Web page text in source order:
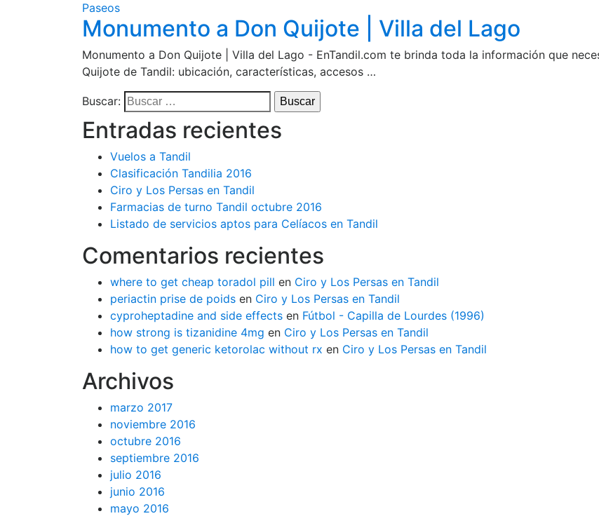
Paseos
Monumento a Don Quijote | Villa del Lago
Monumento a Don Quijote | Villa del Lago - EnTandil.com te brinda toda la información que
Quijote de Tandil: ubicación, características, accesos …
Buscar:
Entradas recientes
Vuelos a Tandil
Clasificación Tandilia 2016
Ciro y Los Persas en Tandil
Farmacias de turno Tandil octubre 2016
Listado de servicios aptos para Celíacos en Tandil
Comentarios recientes
where to get cheap toradol pill en Ciro y Los Persas en Tandil
periactin prise de poids en Ciro y Los Persas en Tandil
cyproheptadine and side effects en Fútbol - Capilla de Lourdes (1996)
how strong is tizanidine 4mg en Ciro y Los Persas en Tandil
how to get generic ketorolac without rx en Ciro y Los Persas en Tandil
Archivos
marzo 2017
noviembre 2016
octubre 2016
septiembre 2016
julio 2016
junio 2016
mayo 2016